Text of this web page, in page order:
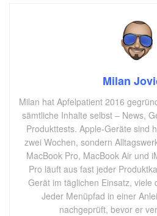
Milan
Milan hat Apfelpatient 2016
sämtliche Inhalte selbst – News,
Produkttests. Apple-Geräte sind
zwei Wochen, sondern
MacBook Pro, MacBook Air und
Pro läuft aus fast jeder
Gerät im täglichen Einsatz, viele
Jeder Menüpfad in einer
nachgeprüft, bevor er